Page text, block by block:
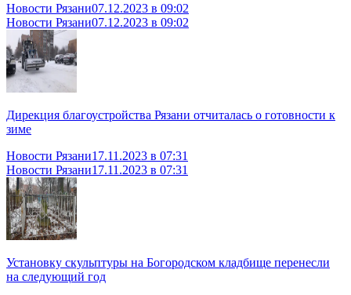
Новости Рязани07.12.2023 в 09:02
Новости Рязани07.12.2023 в 09:02
Дирекция благоустройства Рязани отчиталась о готовности к
зиме
Новости Рязани17.11.2023 в 07:31
Новости Рязани17.11.2023 в 07:31
Установку скульптуры на Богородском кладбище перенесли
на следующий год